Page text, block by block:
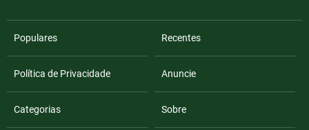
Populares Recentes
Política de Privacidade Anuncie
Categorias Sobre